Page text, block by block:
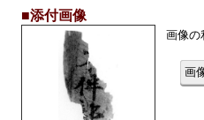
■添付画像
画像の
画